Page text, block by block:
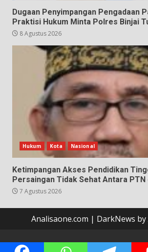
Dugaan Penyimpangan Pengadaan
Praktisi Hukum Minta Polres Binjai
8 Agustus 2026
Hukum Kota Nasional
Ketimpangan Akses Pendidikan
Persaingan Tidak Sehat Antara PTN
7 Agustus 2026
Analisaone.com | DarkNews by